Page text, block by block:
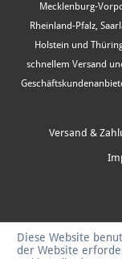
Mecklenburg-
Rheinland-Pfalz,
Holstein und
schnellem Versand
Versand &
Diese Website
der Website